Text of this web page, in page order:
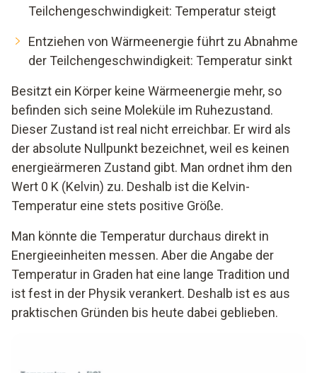
Teilchengeschwindigkeit: Temperatur steigt
Entziehen von Wärmeenergie führt zu Abnahme
der Teilchengeschwindigkeit: Temperatur sinkt
Besitzt ein Körper keine Wärmeenergie mehr, so
befinden sich seine Moleküle im Ruhezustand.
Dieser Zustand ist real nicht erreichbar. Er wird als
der absolute Nullpunkt bezeichnet, weil es keinen
energieärmeren Zustand gibt. Man ordnet ihm den
Wert 0 K (Kelvin) zu. Deshalb ist die Kelvin-
Temperatur eine stets positive Größe.
Man könnte die Temperatur durchaus direkt in
Energieeinheiten messen. Aber die Angabe der
Temperatur in Graden hat eine lange Tradition und
ist fest in der Physik verankert. Deshalb ist es aus
praktischen Gründen bis heute dabei geblieben.